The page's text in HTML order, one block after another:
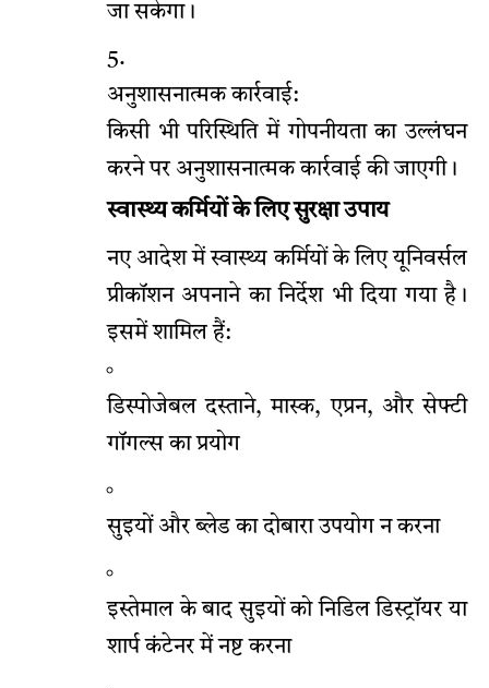
जा सकेगा।
अनुशासनात्मक कार्रवाई:
किसी भी परिस्थिति में गोपनीयता का उल्लंघन
करने पर अनुशासनात्मक कार्रवाई की जाएगी।
स्वास्थ्य कर्मियों के लिए सुरक्षा उपाय
नए आदेश में स्वास्थ्य कर्मियों के लिए यूनिवर्सल
प्रीकॉशन अपनाने का निर्देश भी दिया गया है।
इसमें शामिल हैं:
डिस्पोजेबल दस्ताने, मास्क, एप्रन, और सेफ्टी
गॉगल्स का प्रयोग
सुइयों और ब्लेड का दोबारा उपयोग न करना
इस्तेमाल के बाद सुइयों को निडिल डिस्ट्रॉयर या
शार्प कंटेनर में नष्ट करना